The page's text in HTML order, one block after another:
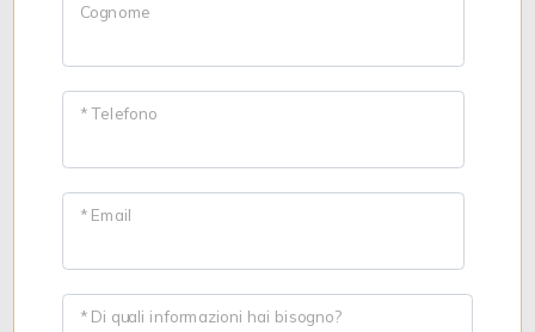
Cognome
* Telefono
* Email
* Di quali informazioni hai bisogno?